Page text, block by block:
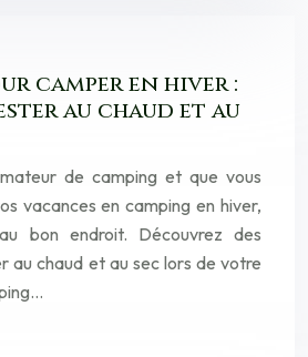
camper en hiver :
au chaud et au
de camping et que vous
vacances en camping en hiver,
bon endroit. Découvrez des
au chaud et au sec lors de votre